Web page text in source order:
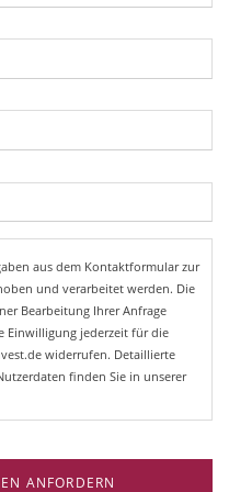
aus dem Kontaktformular zur
und verarbeitet werden. Die
Bearbeitung Ihrer Anfrage
Einwilligung jederzeit für die
widerrufen. Detaillierte
finden Sie in unserer
ANFORDERN